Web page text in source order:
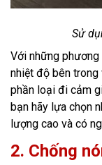
Sử
Với những
nhiệt độ bên trong
phần loại đi cảm
bạn hãy lựa chọn
lượng cao và có
2. Chống